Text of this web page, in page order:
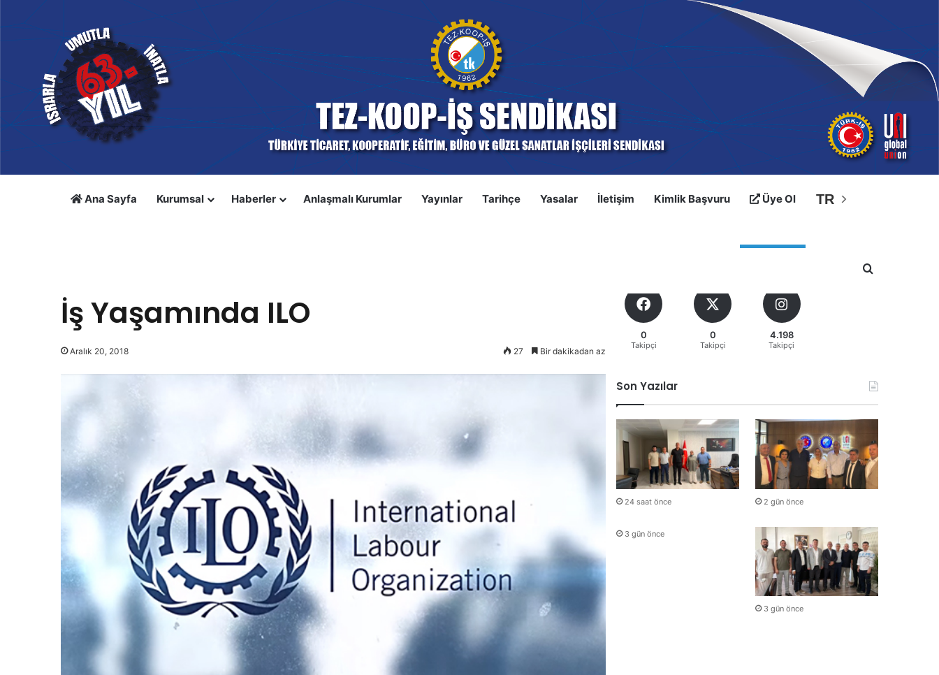
Ana Sayfa Kurumsal Haberler Anlaşmalı Kurumlar Yayınlar Tarihçe Yasalar İletişim Kimlik Başvuru Üye Ol TR
Arama yap
İş Yaşamında ILO
Aralık 20, 2018 27 Bir dakikadan az
0
Takipçi
0
Takipçi
4.198
Takipçi
Son Yazılar
24 saat önce 2 gün önce
3 gün önce
3 gün önce